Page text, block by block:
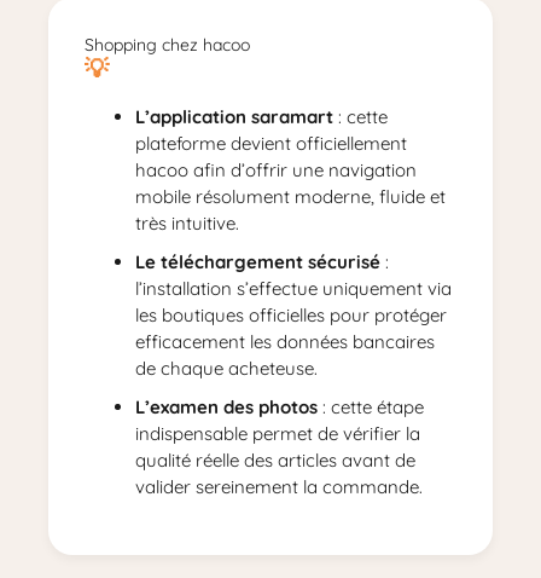
Shopping chez hacoo
L’application saramart : cette
plateforme devient officiellement
hacoo afin d’offrir une navigation
mobile résolument moderne, fluide et
très intuitive.
Le téléchargement sécurisé :
l’installation s’effectue uniquement via
les boutiques officielles pour protéger
efficacement les données bancaires
de chaque acheteuse.
L’examen des photos : cette étape
indispensable permet de vérifier la
qualité réelle des articles avant de
valider sereinement la commande.